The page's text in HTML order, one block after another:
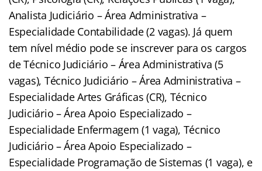
Analista Judiciário – Área Administrativa –
Especialidade Contabilidade (2 vagas). Já quem
tem nível médio pode se inscrever para os cargos
de Técnico Judiciário – Área Administrativa (5
vagas), Técnico Judiciário – Área Administrativa –
Especialidade Artes Gráficas (CR), Técnico
Judiciário – Área Apoio Especializado –
Especialidade Enfermagem (1 vaga), Técnico
Judiciário – Área Apoio Especializado –
Especialidade Programação de Sistemas (1 vaga), e